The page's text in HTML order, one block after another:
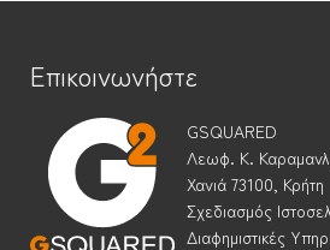
Επικοινωνήστε
GSQUARED
Λεωφ. Κ.
Χανιά 73100, Κρήτη
Σχεδιασμός
Διαφημιστικές